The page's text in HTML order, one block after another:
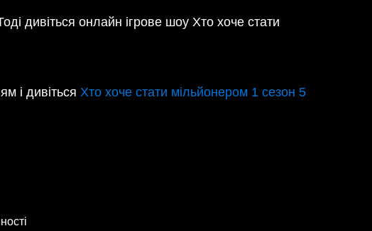
дивіться онлайн ігрове шоу Хто хоче стати
і дивіться Хто хоче стати мільйонером 1 сезон 5